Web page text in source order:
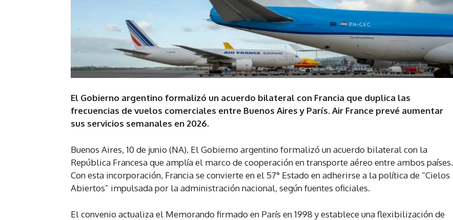
El Gobierno argentino formalizó un acuerdo bilateral con Francia que duplica las
frecuencias de vuelos comerciales entre Buenos Aires y París. Air France prevé aumentar
sus servicios semanales en 2026.
Buenos Aires, 10 de junio (NA). El Gobierno argentino formalizó un acuerdo bilateral con la
República Francesa que amplía el marco de cooperación en transporte aéreo entre ambos países.
Con esta incorporación, Francia se convierte en el 57° Estado en adherirse a la política de “Cielos
Abiertos” impulsada por la administración nacional, según fuentes oficiales.
El convenio actualiza el Memorando firmado en París en 1998 y establece una flexibilización de